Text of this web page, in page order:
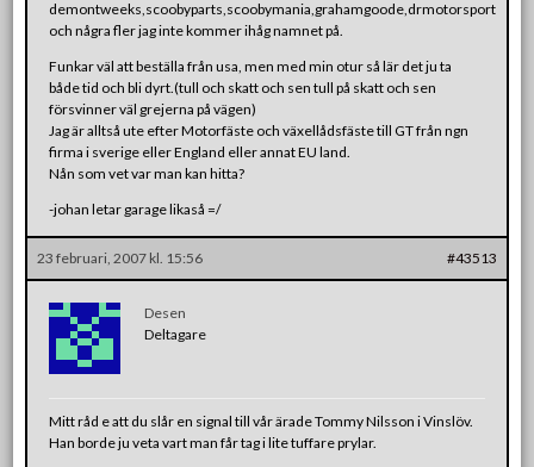
demontweeks,scoobyparts,scoobymania,grahamgoode,drmotorsport
och några fler jag inte kommer ihåg namnet på.
Funkar väl att beställa från usa, men med min otur så lär det ju ta
både tid och bli dyrt.(tull och skatt och sen tull på skatt och sen
försvinner väl grejerna på vägen)
Jag är alltså ute efter Motorfäste och växellådsfäste till GT från ngn
firma i sverige eller England eller annat EU land.
Nån som vet var man kan hitta?
-johan letar garage likaså =/
23 februari, 2007 kl. 15:56 #43513
Desen
Deltagare
Mitt råd e att du slår en signal till vår ärade Tommy Nilsson i Vinslöv.
Han borde ju veta vart man får tag i lite tuffare prylar.